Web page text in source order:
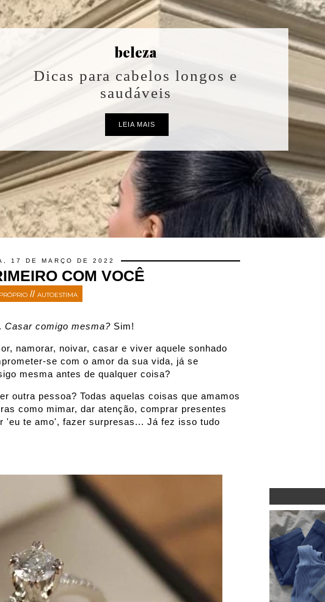
beleza
Dicas para cabelos longos e
saudáveis
LEIA MAIS
17 DE MARÇO DE 2022
COM VOCÊ
// AUTOESTIMA
Casar comigo mesma? Sim!
namorar, noivar, casar e viver aquele sonhado
se com o amor da sua vida, já se
mesma antes de qualquer coisa?
outra pessoa? Todas aquelas coisas que amamos
como mimar, dar atenção, comprar presentes
'eu te amo', fazer surpresas... Já fez isso tudo